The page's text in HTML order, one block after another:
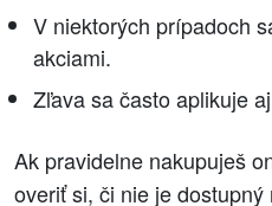
V niektorých prípadoch
akciami.
Zľava sa často aplikuje
Ak pravidelne nakupuješ
overiť si, či nie je dostupný